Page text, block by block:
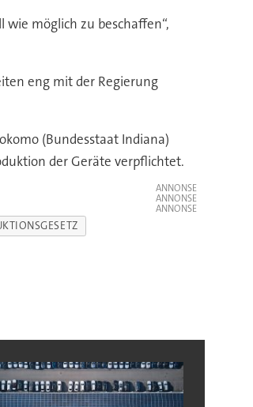
möglich zu beschaffen“,
eng mit der Regierung
(Bundesstaat Indiana)
der Geräte verpflichtet.